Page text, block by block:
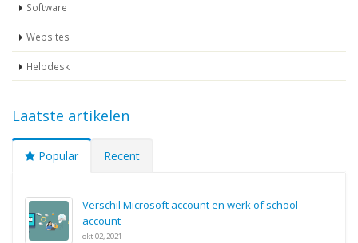
Software
Websites
Helpdesk
Laatste artikelen
Popular Recent
Verschil Microsoft account en werk of school
account
okt 02, 2021